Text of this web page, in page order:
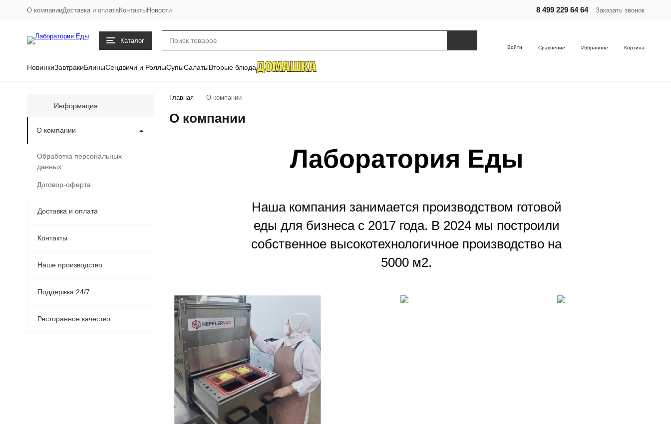
О компанииДоставка и оплатаКонтактыНовости 8 499 229 64 64 Заказать звонок
Каталог
Войти Сравнение Избранное Корзина
НовинкиЗавтракиБлиныСендвичи и РоллыСупыСалатыВторые блюда
Главная О компании
О компании
Лаборатория Еды
Наша компания занимается производством готовой
еды для бизнеса с 2017 года. В 2024 мы построили
собственное высокотехнологичное производство на
5000 м2.
Информация
О компании
Обработка персональных
данных
Договор-оферта
Доставка и оплата
Контакты
Наше производство
Поддержка 24/7
Ресторанное качество